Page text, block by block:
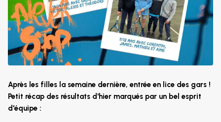
Après les filles la semaine dernière, entrée en lice des gars !
Petit récap des résultats d'hier marqués par un bel esprit
d'équipe :